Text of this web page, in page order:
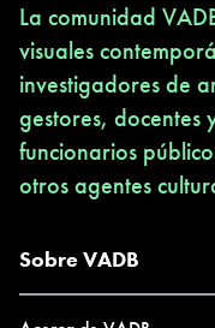
(Con motivo de
Arte Contemporáneo).
2008 “Espacio G”,
2003 "Sonoridad
2001 Espacio
Artistiques, Estrasburgo,
Gustavo Ríos."
1998 Centro Cultural
La comunidad
visuales
investigadores de
gestores, docentes
funcionarios
otros agentes
Sobre VADB